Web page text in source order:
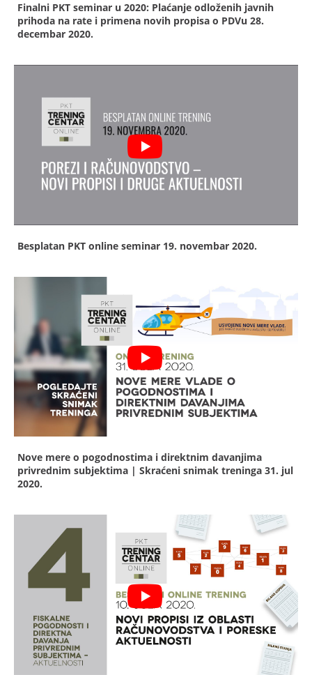
Finalni PKT seminar u 2020: Plaćanje odloženih javnih
prihoda na rate i primena novih propisa o PDVu 28.
decembar 2020.
Besplatan PKT online seminar 19. novembar 2020.
Nove mere o pogodnostima i direktnim davanjima
privrednim subjektima | Skraćeni snimak treninga 31. jul
2020.